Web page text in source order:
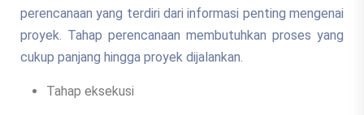
perencanaan yang terdiri dari informasi penting mengenai
proyek. Tahap perencanaan membutuhkan proses yang
cukup panjang hingga proyek dijalankan.
Tahap eksekusi